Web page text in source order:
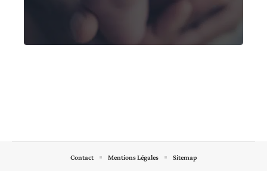
Contact Mentions Légales Sitemap